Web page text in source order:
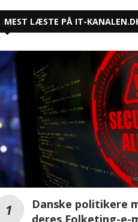
Danske politikere
deres Folketing-e-
Næsten halvdelen
politikere har
information på